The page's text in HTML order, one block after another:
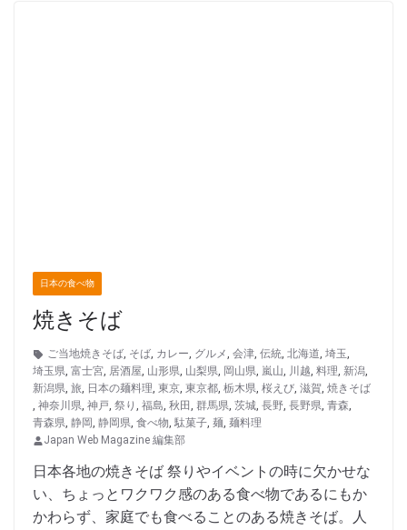
日本の食べ物
焼きそば
ご当地焼きそば, そば, カレー, グルメ, 会津, 伝統, 北海道, 埼玉,
埼玉県, 富士宮, 居酒屋, 山形県, 山梨県, 岡山県, 嵐山, 川越, 料理, 新潟,
新潟県, 旅, 日本の麺料理, 東京, 東京都, 栃木県, 桜えび, 滋賀, 焼きそば
, 神奈川県, 神戸, 祭り , 福島, 秋田, 群馬県, 茨城, 長野, 長野県, 青森,
青森県, 静岡, 静岡県, 食べ物, 駄菓子, 麺, 麺料理
Japan Web Magazine 編集部
日本各地の焼きそば 祭りやイベントの時に欠かせな
い、ちょっとワクワク感のある食べ物であるにもか
かわらず、家庭でも食べることのある焼きそば。人